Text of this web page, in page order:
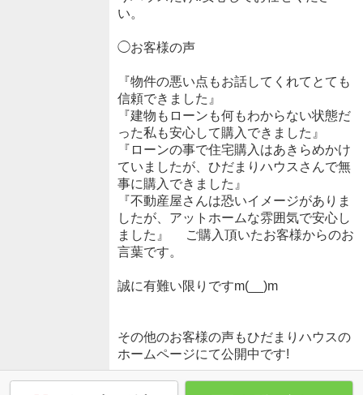
い。
◯お客様の声
『物件の悪い点もお話してくれてとても
信頼できました』
『建物もローンも何もわからない状態だ
った私も安心して購入できました』
『ローンの事で住宅購入はあきらめかけ
ていましたが、ひだまりハウスさんで無
事に購入できました』
『不動産屋さんは恐いイメージがありま
したが、アットホームな雰囲気で安心し
ました』 ご購入頂いたお客様からのお
言葉です。
誠に有難い限りですm(__)m
その他のお客様の声もひだまりハウスの
ホームページにて公開中です!